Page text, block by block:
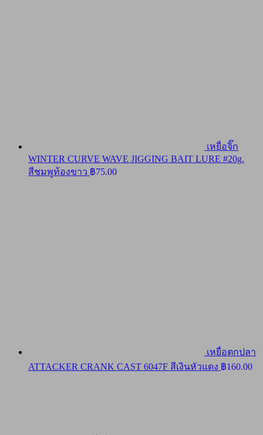
เหยื่อจิ๊ก
WINTER CURVE WAVE JIGGING BAIT LURE #20g.
สีชมพูท้องขาว ฿75.00
เหยื่อตกปลา
ATTACKER CRANK CAST 6047F สีเงินหัวแดง ฿160.00